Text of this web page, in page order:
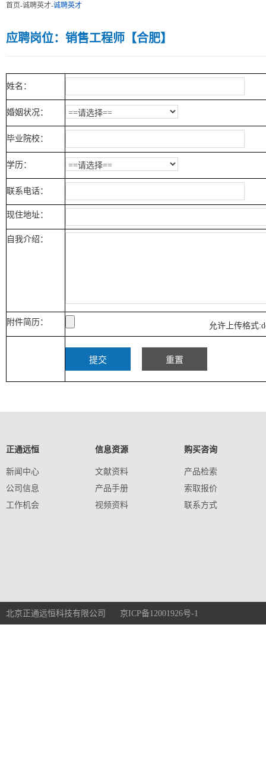
首页-诚聘英才-诚聘英才
应聘岗位：销售工程师【合肥】
姓名：
婚姻状况：
毕业院校：
学历：
联系电话：
现住地址：
自我介绍：
附件简历： 允许上传格式
正通远恒
新闻中心
公司信息
工作机会
信息资源
文献资料
产品手册
视频资料
购买咨询
产品检索
索取报价
联系方式
北京正通远恒科技有限公司 京ICP备12001926号-1